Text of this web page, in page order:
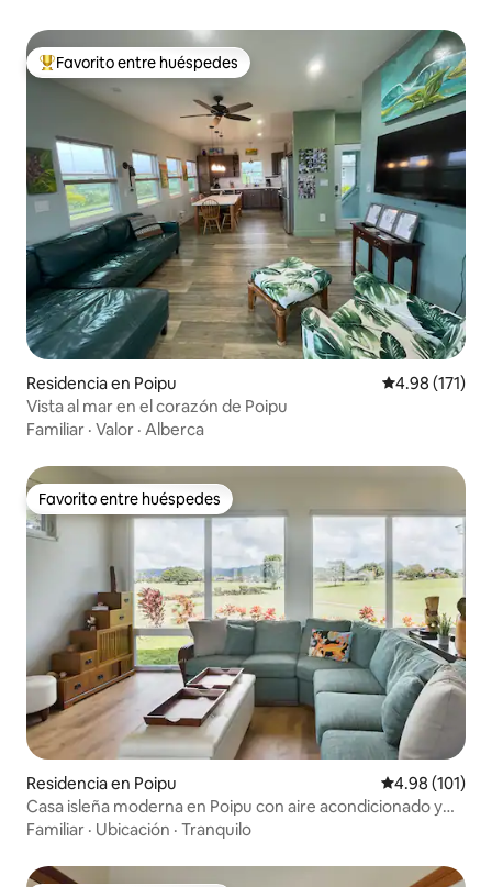
De los mejores en Favorito entre huéspedes
Favorito entre huéspedes
Residencia en Poipu Calificación
4.98 (171)
Vista al mar en el corazón de Poipu
Familiar · Valor · Alberca
Favorito entre huéspedes
Favorito entre huéspedes
Residencia en Poipu Calificación
4.98 (101)
Casa isleña moderna en Poipu con aire acondicionado y
acceso a piscina/gimnasio
Familiar · Ubicación · Tranquilo